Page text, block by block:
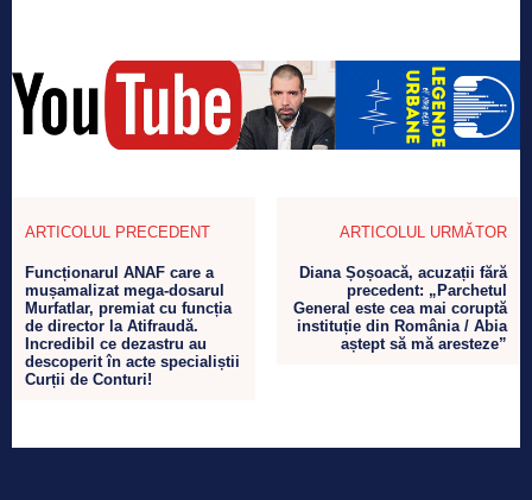
ARTICOLUL PRECEDENT
Funcționarul ANAF care a
mușamalizat mega-dosarul
Murfatlar, premiat cu funcția
de director la Atifraudă.
Incredibil ce dezastru au
descoperit în acte specialiștii
Curții de Conturi!
ARTICOLUL URMĂTOR
Diana Șoșoacă, acuzații fără
precedent: „Parchetul
General este cea mai coruptă
instituție din România / Abia
aștept să mă aresteze”